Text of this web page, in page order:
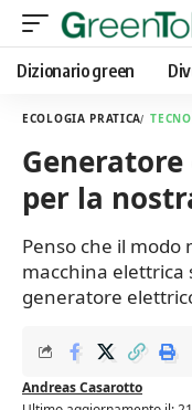
Dizionario green
ECOLOGIA PRATICA
per la
Penso che il
macchina elettrica
generatore
Andreas Casarotto